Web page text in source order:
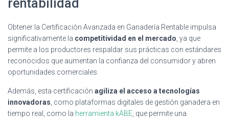
rentabilidad
Obtener la Certificación Avanzada en Ganadería Rentable impulsa
significativamente la competitividad en el mercado , ya que
permite a los productores respaldar sus prácticas con estándares
reconocidos que aumentan la confianza del consumidor y abren
oportunidades comerciales.
Además, esta certificación agiliza el acceso a tecnologías
innovadoras , como plataformas digitales de gestión ganadera en
tiempo real, como la herramienta kABE , que permite una